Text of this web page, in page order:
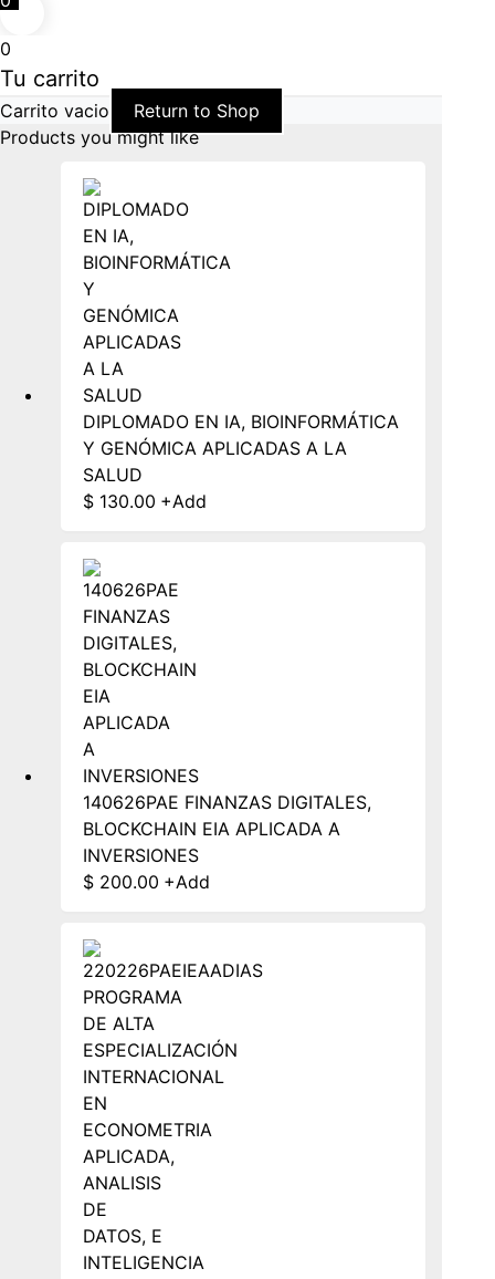
0
Tu carrito
Carrito vacio
Return to Shop
Products you might like
DIPLOMADO EN IA, BIOINFORMÁTICA
Y GENÓMICA APLICADAS A LA
SALUD
$ 130.00 +Add
140626PAE FINANZAS DIGITALES,
BLOCKCHAIN EIA APLICADA A
INVERSIONES
$ 200.00 +Add